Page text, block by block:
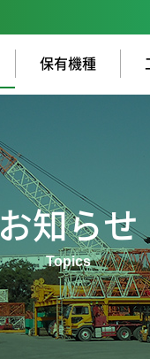
保有機種
お知らせ